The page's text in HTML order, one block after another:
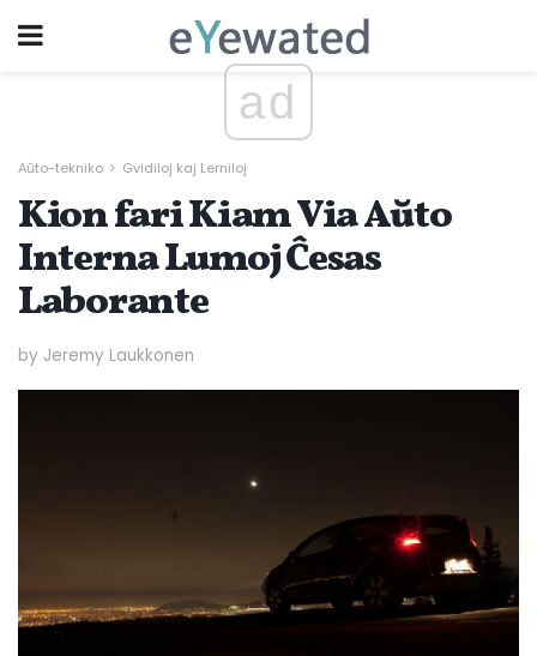
ad
Aŭto-tekniko Gvidiloj kaj Lerniloj
Kion fari Kiam Via Aŭto
Interna Lumoj Ĉesas
Laborante
by Jeremy Laukkonen